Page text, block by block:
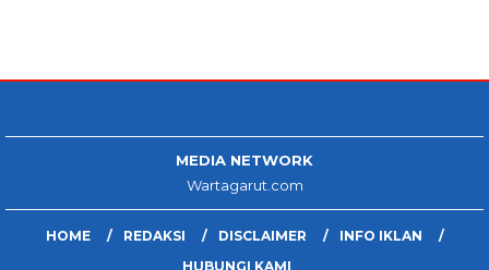
MEDIA NETWORK
Wartagarut.com
HOME REDAKSI DISCLAIMER
INFO IKLAN
HUBUNGI KAMI